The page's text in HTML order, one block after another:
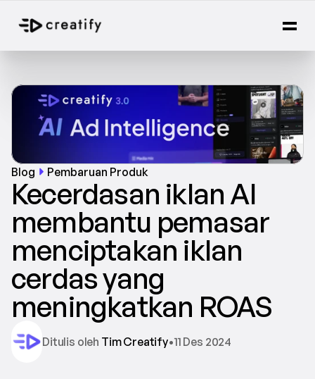
Blog Pembaruan Produk
Kecerdasan iklan AI
membantu pemasar
menciptakan iklan
cerdas yang
meningkatkan ROAS
Ditulis oleh Tim Creatify•11 Des 2024